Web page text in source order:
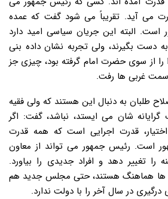
می آید. تقریباً می شود گفت که عمده
البته این جریان سیاسی امید دارد
دست بگیرند، ولی تجربه نشان داده بنی
از سوی حضرت امام گرفته بود، چیزی جز
غربی ها رفت.
طلبان به دنبال این هستند که ولی فقیه
شان می ایستد، نباشد، گفت: اگر
قدرت اجرایی است که همه قدرت
است. رئیس جمهور می تواند از معاون
را تغییر دهد و افراد جدیدی را بیاورد.
ها هماهنگ هستند، حتی مجلس جدید هم
درگیری در سال آخر را با دولت ندارد.